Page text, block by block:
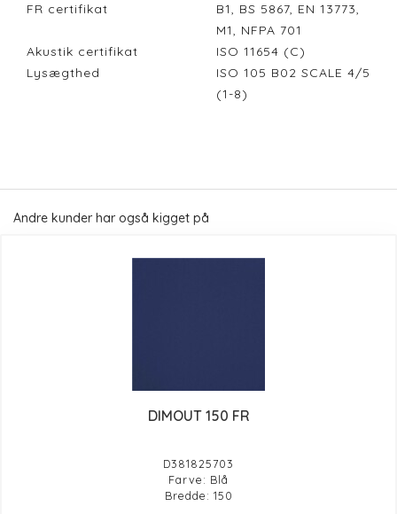
FR certifikat
B1, BS 5867, EN 13773,
M1, NFPA 701
Akustik certifikat
ISO 11654 (C)
Lysægthed
ISO 105 B02 SCALE 4/5
(1-8)
Andre kunder har også kigget på
DIMOUT 150 FR
D381825703
Farve: Blå
Bredde: 150